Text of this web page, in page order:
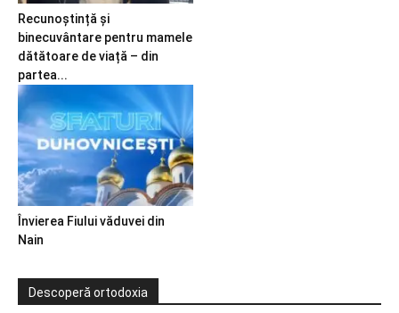
Recunoștință și
binecuvântare pentru mamele
dătătoare de viață – din
partea...
Învierea Fiului văduvei din
Nain
Descoperă ortodoxia